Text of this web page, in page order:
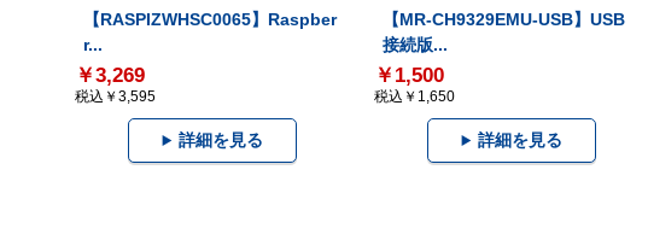
【RASPIZWHSC0065】Raspber
r...
￥3,269
税込￥3,595
詳細を見る
【MR-CH9329EMU-USB】USB
接続版...
￥1,500
税込￥1,650
詳細を見る